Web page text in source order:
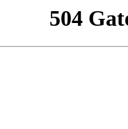
504